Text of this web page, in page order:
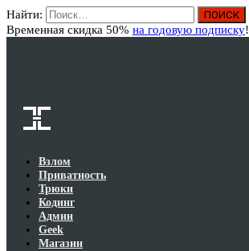
Найти:
Временная скидка 50% на годовую подписку!
Взлом
Приватность
Трюки
Кодинг
Админ
Geek
Магазин